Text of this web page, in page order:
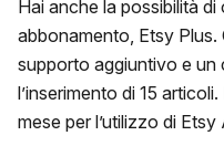
Hai anche la possibilità
abbonamento, Etsy
supporto aggiuntivo e un
l’inserimento di 15
mese per l’utilizzo di Etsy